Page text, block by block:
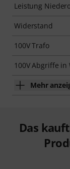
Leistung
Widerstand
100V Trafo
100V Abgriffe in
Mehr
Das